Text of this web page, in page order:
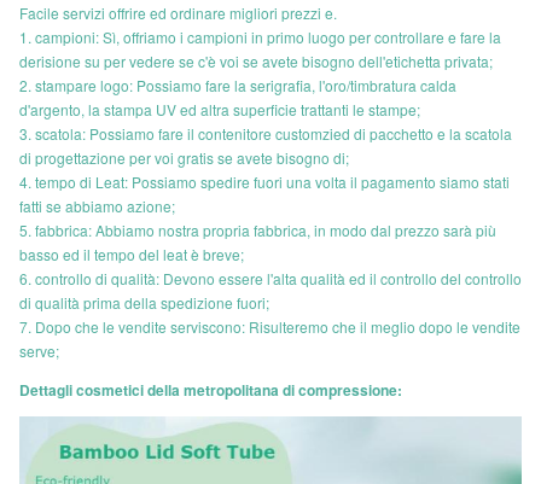
Facile servizi offrire ed ordinare migliori prezzi e.
1. campioni: Sì, offriamo i campioni in primo luogo per controllare e fare la
derisione su per vedere se c'è voi se avete bisogno dell'etichetta privata;
2. stampare logo: Possiamo fare la serigrafia, l'oro/timbratura calda
d'argento, la stampa UV ed altra superficie trattanti le stampe;
3. scatola: Possiamo fare il contenitore customzied di pacchetto e la scatola
di progettazione per voi gratis se avete bisogno di;
4. tempo di Leat: Possiamo spedire fuori una volta il pagamento siamo stati
fatti se abbiamo azione;
5. fabbrica: Abbiamo nostra propria fabbrica, in modo dal prezzo sarà più
basso ed il tempo del leat è breve;
6. controllo di qualità: Devono essere l'alta qualità ed il controllo del controllo
di qualità prima della spedizione fuori;
7. Dopo che le vendite serviscono: Risulteremo che il meglio dopo le vendite
serve;
Dettagli cosmetici della metropolitana di compressione: